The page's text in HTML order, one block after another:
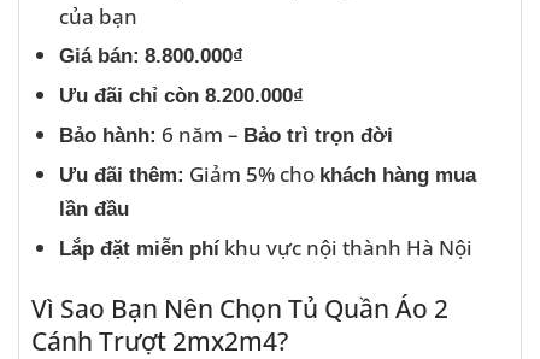
của bạn
Giá bán: 8.800.000₫
Ưu đãi chỉ còn 8.200.000₫
Bảo hành: 6 năm – Bảo trì trọn đời
Ưu đãi thêm: Giảm 5% cho khách hàng mua
lần đầu
Lắp đặt miễn phíkhu vực nội thành Hà Nội
Vì Sao Bạn Nên Chọn Tủ Quần Áo 2
Cánh Trượt 2mx2m4?